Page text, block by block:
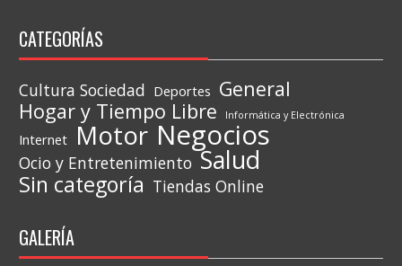
CATEGORÍAS
Cultura Sociedad Deportes General
Hogar y Tiempo Libre
Informática y Electrónica
Internet Motor Negocios
Ocio y Entretenimiento Salud
Sin categoría Tiendas Online
GALERÍA